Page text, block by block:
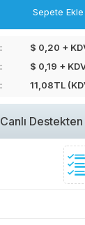
Sepete Ekle
$ 0,20 +
$ 0,19 +
11,08TL
Canlı Destekten